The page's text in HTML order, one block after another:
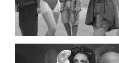
Monika Pilon, Maxime
Isabeau Blanche,
Boumalki, Nicolas
Soulard-La Ferrière et